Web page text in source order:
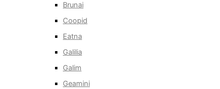
Brunai
Coopid
Eatna
Galilia
Galim
Geamini